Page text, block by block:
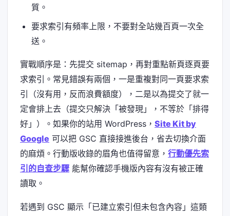
質。
要求索引有頻率上限，不要對全站幾百頁一次全
送。
實戰順序是：先提交 sitemap，再對重點新頁逐頁要
求索引。常見錯誤有兩個，一是重複對同一頁要求索
引（沒有用，反而浪費額度），二是以為提交了就一
定會排上去（提交只解決「被發現」，不等於「排得
好」）。如果你的站用 WordPress， Site Kit by
Google 可以把 GSC 直接接進後台，省去切換介面
的麻煩。行動版收錄的眉角也值得留意， 行動優先索
引的自查步驟 能幫你確認手機版內容有沒有被正確
讀取。
若遇到 GSC 顯示「已建立索引但未包含內容」這類